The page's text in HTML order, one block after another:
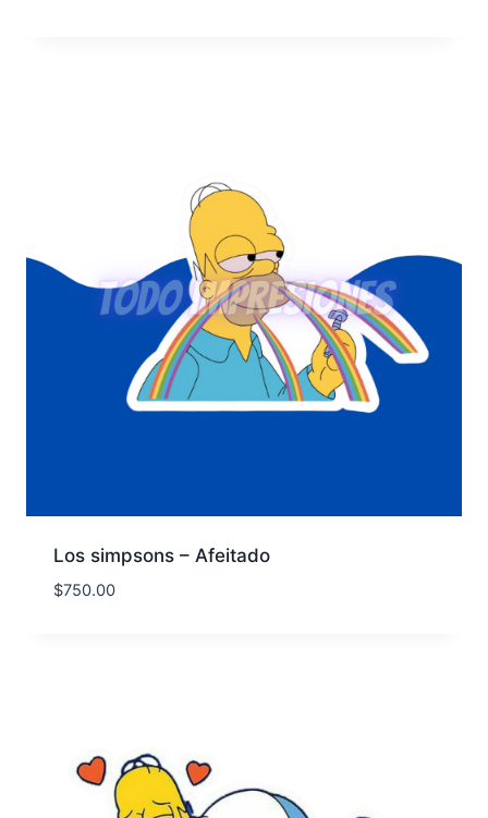
Los simpsons – Afeitado
$750.00